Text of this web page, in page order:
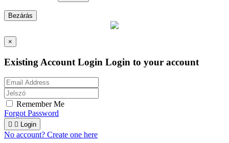
Bezárás
×
Existing Account Login Login to your account
Remember Me
Forgot Password
  Login
No account? Create one here